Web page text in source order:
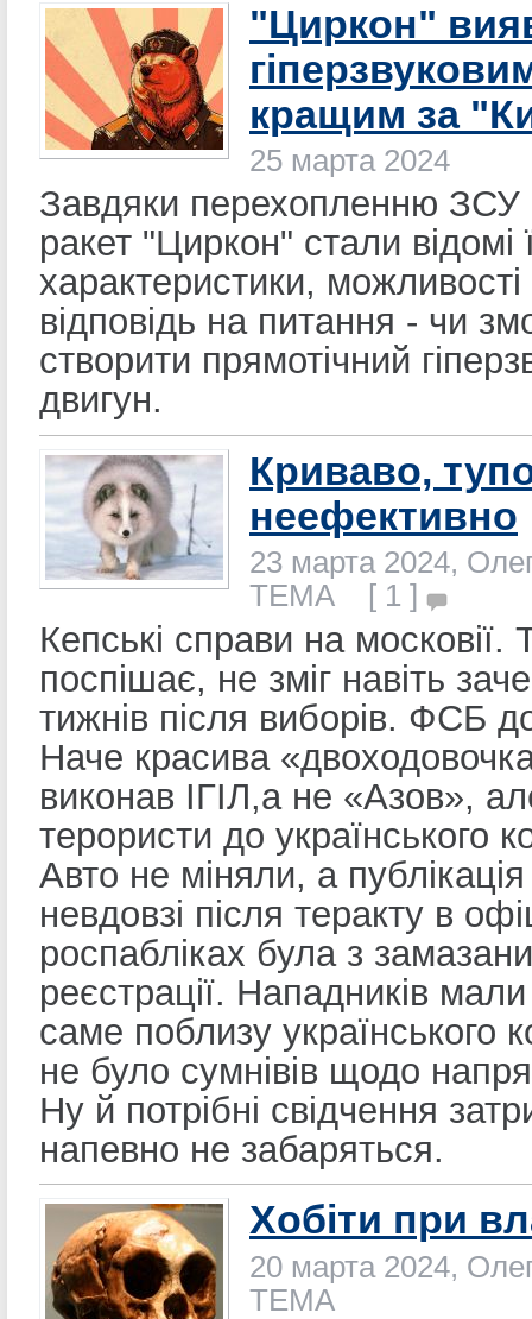
"Циркон"
кращим за
25 марта 2024
Завдяки перехопленню ЗСУ
ракет "Циркон" стали відомі
характеристики, можливості
відповідь на питання - чи
створити прямотічний
двигун.
Криваво,
неефективно
23 марта 2024,
ТЕМА [ 1 ]
Кепські справи на московії.
поспішає, не зміг навіть
тижнів після виборів. ФСБ
Наче красива
виконав ІГІЛ,а не «Азов»,
терористи до українського
Авто не міняли, а
невдовзі після теракту в
роспабліках була з
реєстрації. Нападників
саме поблизу українського
не було сумнівів щодо
Ну й потрібні свідчення
напевно не забаряться.
Хобіти при
20 марта 2024,
ТЕМА